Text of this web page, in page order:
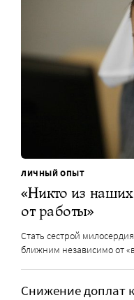
ЛИЧНЫЙ ОПЫТ
«Никто из наших
от работы»
Стать сестрой
ближним независимо от
Снижение доплат